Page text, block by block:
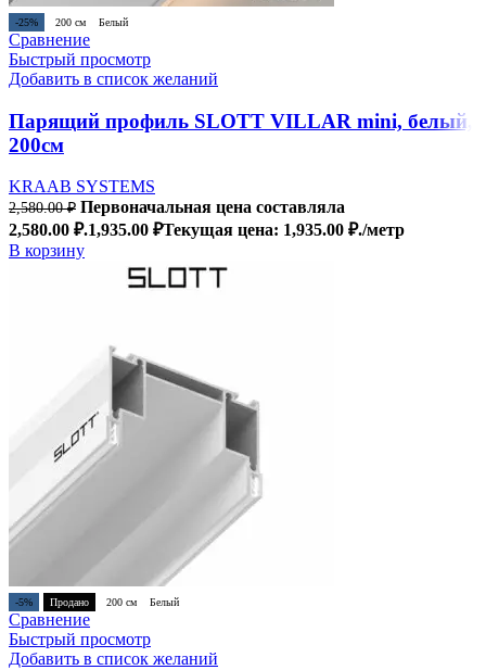
-25% 200 см Белый
Сравнение
Быстрый просмотр
Добавить в список желаний
Парящий профиль SLOTT VILLAR mini, белый,
200см
KRAAB SYSTEMS
2,580.00₽ Первоначальная цена составляла
2,580.00 ₽.1,935.00 ₽Текущая цена: 1,935.00 ₽./метр
В корзину
-5% Продано 200 см Белый
Сравнение
Быстрый просмотр
Добавить в список желаний